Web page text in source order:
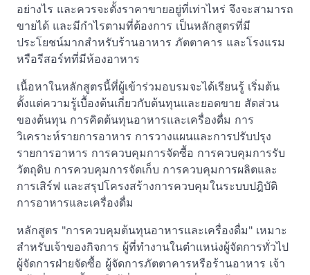
อย่างไร และควรจะตั้งราคาขายอยู่ที่เท่าไหร่ จึงจะสามารถ
ขายได้ และมีกำไรตามที่ต้องการ เป็นหลักสูตรที่มี
ประโยชน์มากสำหรับร้านอาหาร ภัตตาคาร และโรงแรม
หรือรีสอร์ทที่มีห้องอาหาร
เนื้อหาในหลักสูตรนี้ที่ผู้เข้าร่วมอบรมจะได้เรียนรู้ เริ่มต้น
ตั้งแต่ความรู้เบื้องต้นเกี่ยวกับต้นทุนและยอดขาย สัดส่วน
ของต้นทุน การคิดต้นทุนอาหารและเครื่องดื่ม การ
วิเคราะห์รายการอาหาร การวางแผนและการปรับปรุง
รายการอาหาร การควบคุมการจัดซื้อ การควบคุมการรับ
วัตถุดิบ การควบคุมการจัดเก็บ การควบคุมการผลิตและ
การเสิร์ฟ และสรุปโครงสร้างการควบคุมในระบบปฎิบัติ
การอาหารและเครื่องดื่ม
หลักสูตร "การควบคุมต้นทุนอาหารและเครื่องดื่ม" เหมาะ
สำหรับเจ้าของกิจการ ผู้ที่ทำงานในตำแหน่งผู้จัดการทั่วไป
ผู้จัดการฝ่ายจัดซื้อ ผู้จัดการภัตตาคารหรือร้านอาหาร เจ้า